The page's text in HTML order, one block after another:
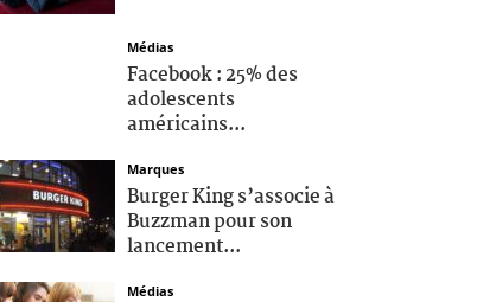
Médias
Facebook : 25% des
adolescents
américains...
Marques
Burger King s’associe à
Buzzman pour son
lancement...
Médias